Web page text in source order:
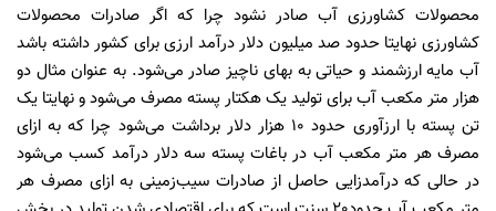
محصولات کشاورزی آب صادر نشود چرا که اگر صادرات محصولات
کشاورزی نهایتا حدود صد میلیون دلار درآمد ارزی برای کشور داشته باشد
آب مایه ارزشمند و حیاتی به بهای ناچیز صادر می‌شود. به عنوان مثال دو
هزار متر مکعب آب برای تولید یک هکتار پسته مصرف می‌شود و نهایتا یک
تن پسته با ارزآوری حدود 10 هزار دلار برداشت می‌شود چرا که به ازای
مصرف هر متر مکعب آب در باغات پسته سه دلار درآمد کسب می‌شود
در حالی که درآمدزایی حاصل از صادرات سیب‌زمینی به ازای مصرف هر